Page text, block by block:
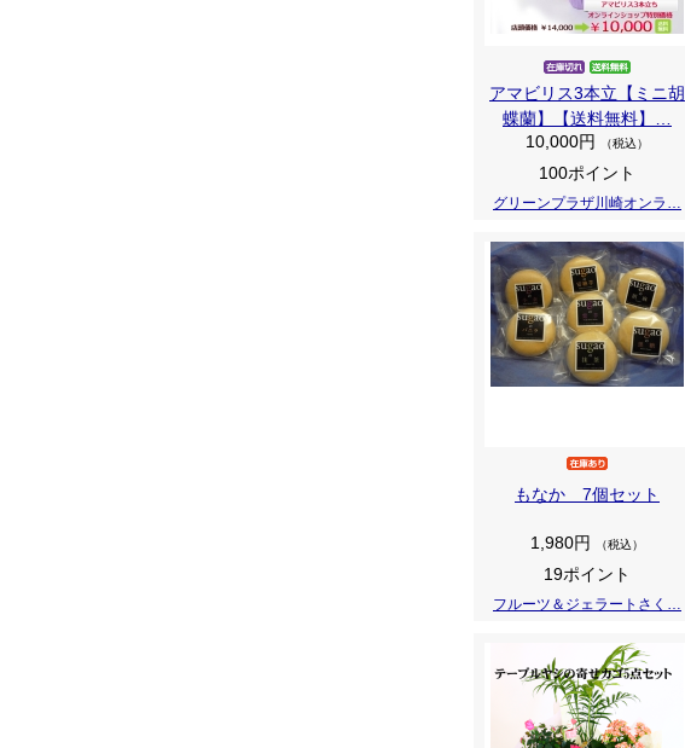
アマビリス3本立【ミニ胡
蝶蘭】【送料無料】…
10,000円
（税込）
100ポイント
グリーンプラザ川崎オンラ…
もなか 7個セット
1,980円 （税込）
19ポイント
フルーツ＆ジェラートさく…